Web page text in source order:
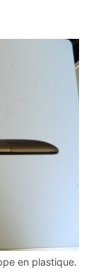
en plastique.